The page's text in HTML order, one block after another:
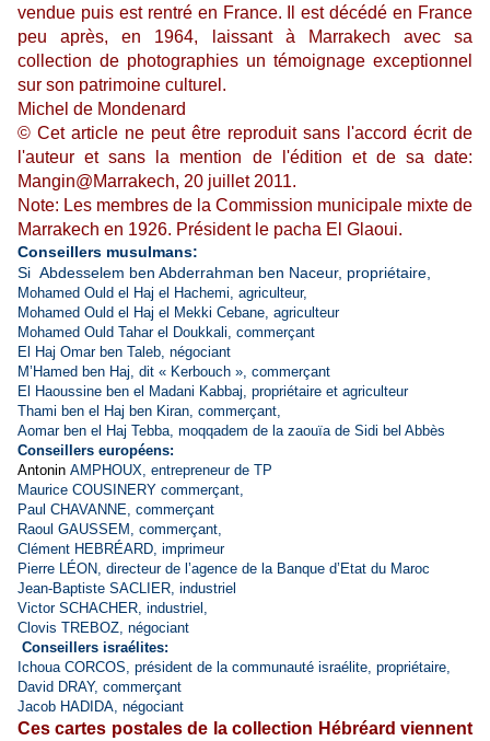
vendue puis est rentré en France. Il est décédé en France
peu après, en 1964, laissant à Marrakech avec sa
collection de photographies un témoignage exceptionnel
sur son patrimoine culturel.
Michel de Mondenard
© Cet article ne peut être reproduit sans l'accord écrit de
l'auteur et sans la mention de l'édition et de sa date:
Mangin@Marrakech, 20 juillet 2011.
Note: Les membres de la Commission municipale mixte de
Marrakech en 1926. Président le pacha El Glaoui.
Conseillers musulmans:
Si Abdesselem ben Abderrahman ben Naceur, propriétaire,
Mohamed Ould el Haj el Hachemi, agriculteur,
Mohamed Ould el Haj el Mekki Cebane, agriculteur
Mohamed Ould Tahar el Doukkali, commerçant
El Haj Omar ben Taleb, négociant
M’Hamed ben Haj, dit « Kerbouch », commerçant
El Haoussine ben el Madani Kabbaj, propriétaire et agriculteur
Thami ben el Haj ben Kiran, commerçant,
Aomar ben el Haj Tebba, moqqadem de la zaouïa de Sidi bel Abbès
Conseillers européens:
Antonin AMPHOUX, entrepreneur de TP
Maurice COUSINERY commerçant,
Paul CHAVANNE, commerçant
Raoul GAUSSEM, commerçant,
Clément HEBRÉARD, imprimeur
Pierre LÉON, directeur de l’agence de la Banque d’Etat du Maroc
Jean-Baptiste SACLIER, industriel
Victor SCHACHER, industriel,
Clovis TREBOZ, négociant
Conseillers israélites:
IchouaCORCOS, président de la communauté israélite, propriétaire,
David DRAY, commerçant
Jacob HADIDA, négociant
Ces cartes postales de la collection Hébréard viennent